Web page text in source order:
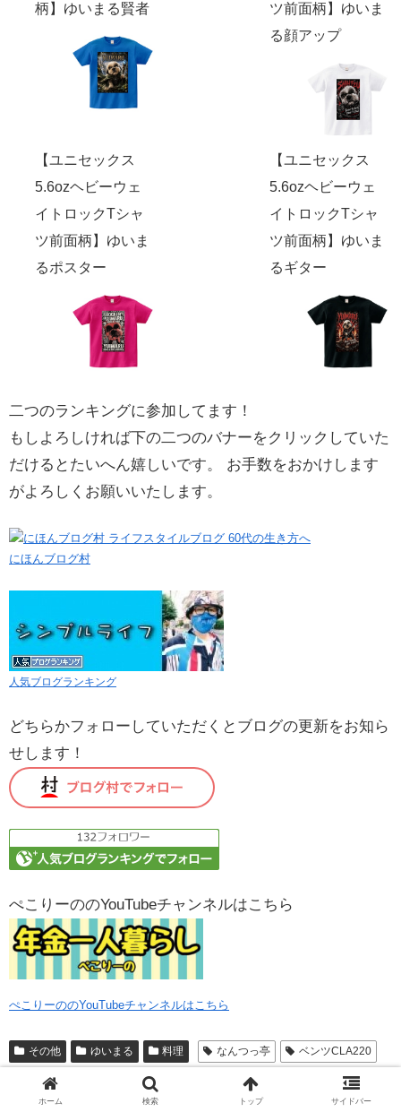
柄】ゆいまる賢者
ツ前面柄】ゆいま
る顔アップ
【ユニセックス
5.6ozヘビーウェ
イトロックTシャ
ツ前面柄】ゆいま
るポスター
【ユニセックス
5.6ozヘビーウェ
イトロックTシャ
ツ前面柄】ゆいま
るギター
二つのランキングに参加してます！
もしよろしければ下の二つのバナーをクリックしていた
だけるとたいへん嬉しいです。 お手数をおかけします
がよろしくお願いいたします。
にほんブログ村
人気ブログランキング
どちらかフォローしていただくとブログの更新をお知ら
せします！
ぺこりーののYouTubeチャンネルはこちら
ぺこりーののYouTubeチャンネルはこちら
その他 ゆいまる 料理 なんつっ亭 ベンツCLA220
強羅公園 海老名SA
豚骨ラーメン
ホーム 検索 トップ サイドバー